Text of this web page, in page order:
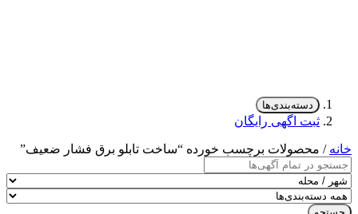
دسته‌بندی‌ها
ثبت اگهی رایگان
خانه / محصولات برچسب خورده “ساخت تابلو برق فشار ضعیف”